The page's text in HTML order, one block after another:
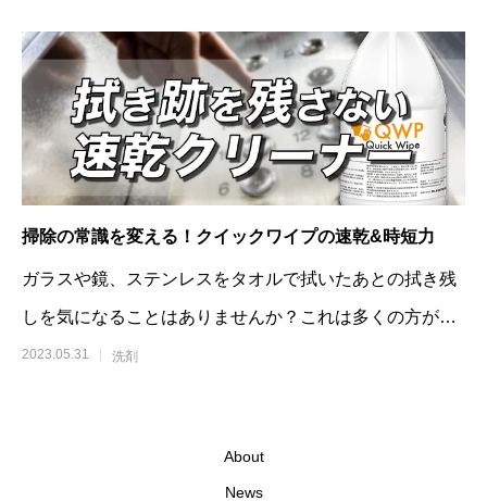
掃除の常識を変える！クイックワイプの速乾&時短力
ガラスや鏡、ステンレスをタオルで拭いたあとの拭き残
しを気になることはありませんか？これは多くの方が抱
えている悩みであり、作業効率にも大きく関
2023.05.31 洗剤
About
News